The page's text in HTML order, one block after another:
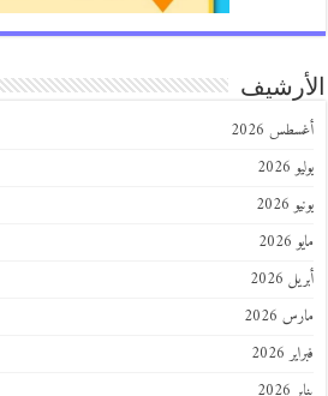
2026
2026